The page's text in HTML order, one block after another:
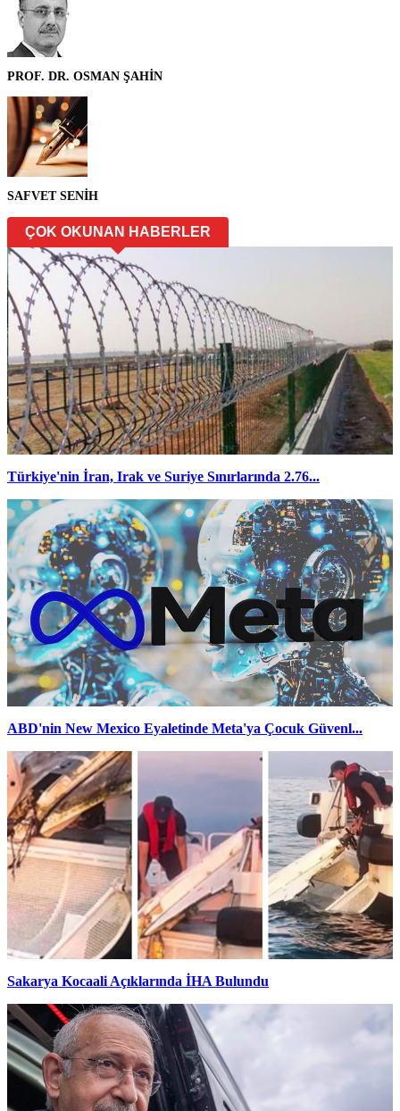
PROF. DR. OSMAN ŞAHİN
SAFVET SENİH
ÇOK OKUNAN HABERLER
Türkiye'nin İran, Irak ve Suriye Sınırlarında 2.76...
ABD'nin New Mexico Eyaletinde Meta'ya Çocuk Güvenl...
Sakarya Kocaali Açıklarında İHA Bulundu